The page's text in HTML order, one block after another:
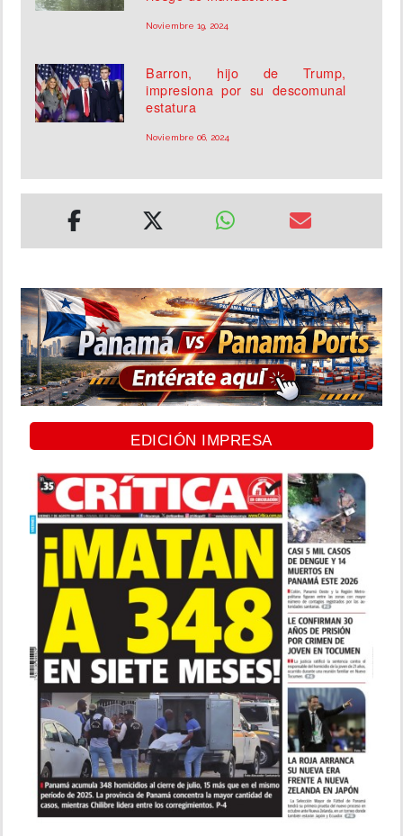
Noviembre 19, 2024
Barron, hijo de Trump,
impresiona por su descomunal
estatura
Noviembre 06, 2024
EDICIÓN IMPRESA